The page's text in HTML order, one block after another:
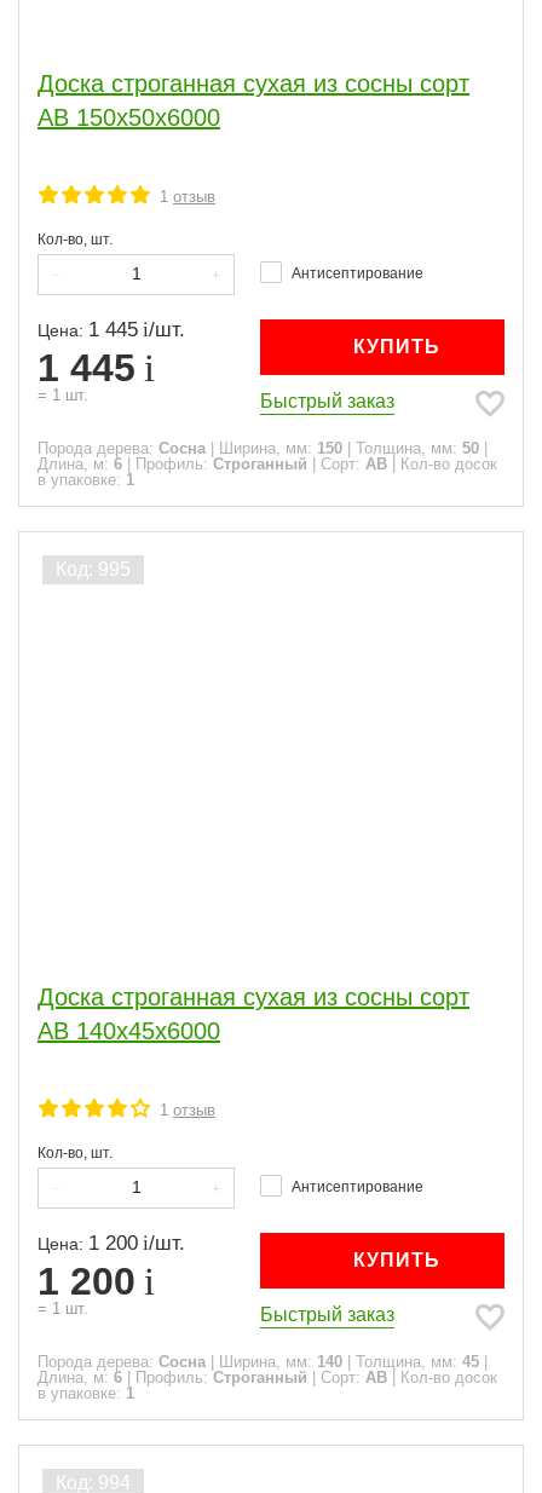
Доска строганная сухая из сосны сорт
АВ 150x50x6000
1 отзыв
Кол-во, шт.
Антисептирование
Цена: 1 445 /шт.
1 445
= 1 шт.
КУПИТЬ
Быстрый заказ
Порода дерева: Сосна Ширина, мм: 150 Толщина, мм: 50
Длина, м: 6 Профиль: Строганный Сорт: АВ
Кол-во досок
в упаковке: 1
Доска строганная сухая из сосны сорт
АВ 140x45x6000
1 отзыв
Кол-во, шт.
Антисептирование
Цена: 1 200 /шт.
1 200
= 1 шт.
КУПИТЬ
Быстрый заказ
Порода дерева: Сосна Ширина, мм: 140 Толщина, мм: 45
Длина, м: 6 Профиль: Строганный Сорт: АВ
Кол-во досок
в упаковке: 1